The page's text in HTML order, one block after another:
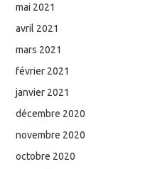
mai 2021
avril 2021
mars 2021
février 2021
janvier 2021
décembre 2020
novembre 2020
octobre 2020